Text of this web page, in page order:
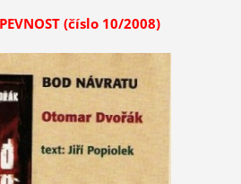
PEVNOST (číslo 10/2008)